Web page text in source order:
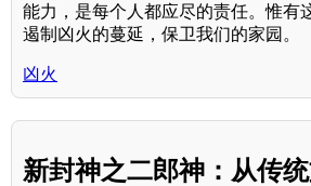
能力，是每个人都应尽的责任。惟有
遏制凶火的蔓延，保卫我们的家园。
凶火
新封神之二郎神：从传